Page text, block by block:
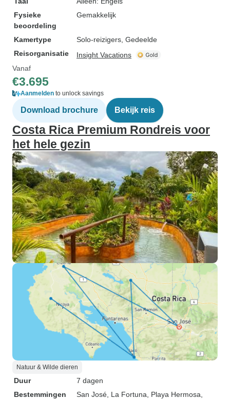
Fysieke
beoordeling
Gemakkelijk
Kamertype
Solo-reizigers, Gedeelde
Reisorganisatie
Insight Vacations
Vanaf
€3.695
Aanmelden to unlock savings
Download brochure Bekijk reis
Costa Rica Premium Rondreis voor
het hele gezin
Natuur & Wilde dieren
Duur
7 dagen
Bestemmingen
San José , La Fortuna , Playa Hermosa